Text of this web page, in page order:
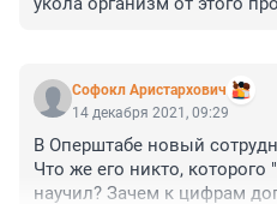
ведь тоже не железные, и
совсем свежие, как у
Софокл Аристархович
14 декабря 2021, 09:29
В Оперштабе новый
Что же его никто, которого
научил? Зачем к цифрам